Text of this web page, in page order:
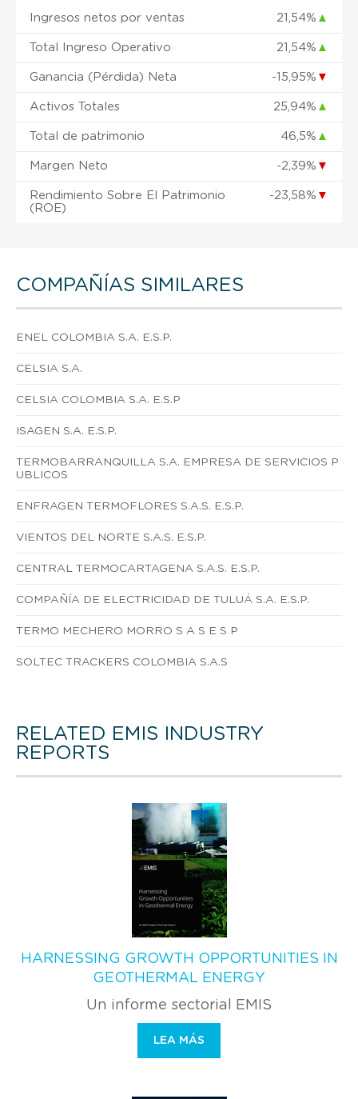
Ingresos netos por ventas 21,54% ▲
Total Ingreso Operativo 21,54% ▲
Ganancia (Pérdida) Neta -15,95% ▼
Activos Totales 25,94% ▲
Total de patrimonio 46,5% ▲
Margen Neto -2,39% ▼
Rendimiento Sobre El Patrimonio
(ROE)
-23,58% ▼
COMPAÑÍAS SIMILARES
ENEL COLOMBIA S.A. E.S.P.
CELSIA S.A.
CELSIA COLOMBIA S.A. E.S.P
ISAGEN S.A. E.S.P.
TERMOBARRANQUILLA S.A. EMPRESA DE SERVICIOS P
UBLICOS
ENFRAGEN TERMOFLORES S.A.S. E.S.P.
VIENTOS DEL NORTE S.A.S. E.S.P.
CENTRAL TERMOCARTAGENA S.A.S. E.S.P.
COMPAÑÍA DE ELECTRICIDAD DE TULUÁ S.A. E.S.P.
TERMO MECHERO MORRO S A S E S P
SOLTEC TRACKERS COLOMBIA S.A.S
RELATED EMIS INDUSTRY
REPORTS
HARNESSING GROWTH OPPORTUNITIES IN
GEOTHERMAL ENERGY
Un informe sectorial EMIS
LEA MÁS